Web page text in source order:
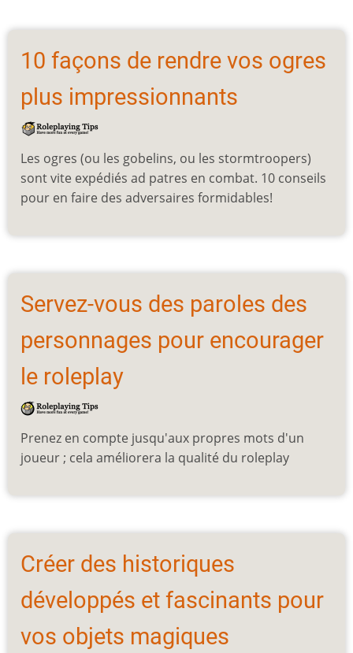
10 façons de rendre vos ogres
plus impressionnants
Les ogres (ou les gobelins, ou les stormtroopers)
sont vite expédiés ad patres en combat. 10 conseils
pour en faire des adversaires formidables!
Servez-vous des paroles des
personnages pour encourager
le roleplay
Prenez en compte jusqu'aux propres mots d'un
joueur ; cela améliorera la qualité du roleplay
Créer des historiques
développés et fascinants pour
vos objets magiques